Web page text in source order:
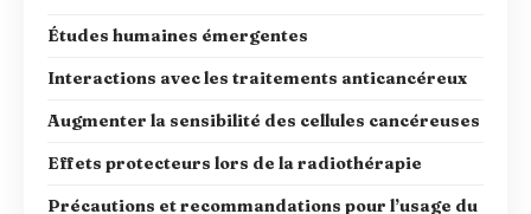
Études humaines émergentes
Interactions avec les traitements anticancéreux
Augmenter la sensibilité des cellules cancéreuses
Effets protecteurs lors de la radiothérapie
Précautions et recommandations pour l’usage du